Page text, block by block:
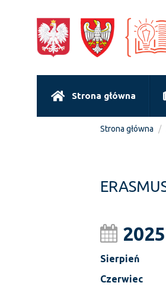
Strona główna
Strona główna
2025
Sierpień
Czerwiec